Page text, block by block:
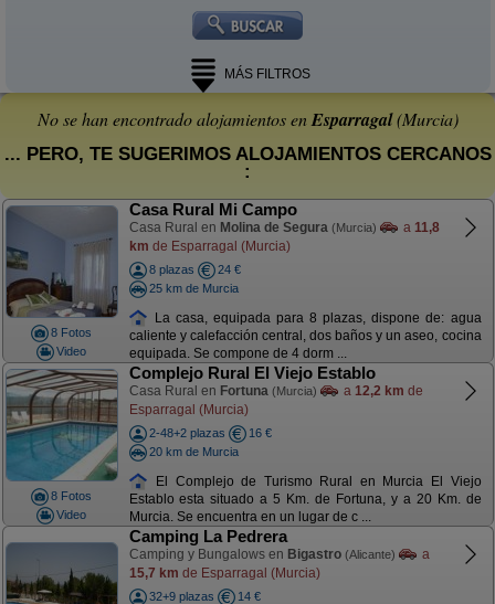
MÁS FILTROS
No se han encontrado alojamientos enEsparragal(Murcia)
... PERO, TE SUGERIMOS ALOJAMIENTOS CERCANOS
:
8 Fotos
Video
Casa Rural Mi Campo
Casa Rural en Molina de Segura (Murcia) a 11,8
km de Esparragal (Murcia)
8 plazas
24 €
25 km de Murcia
La casa, equipada para 8 plazas, dispone de: agua
caliente y calefacción central, dos baños y un aseo, cocina
equipada. Se compone de 4 dorm ...
8 Fotos
Video
Complejo Rural El Viejo Establo
Casa Rural en Fortuna (Murcia) a 12,2 km de
Esparragal (Murcia)
2-48+2 plazas
16 €
20 km de Murcia
El Complejo de Turismo Rural en Murcia El Viejo
Establo esta situado a 5 Km. de Fortuna, y a 20 Km. de
Murcia. Se encuentra en un lugar de c ...
Camping La Pedrera
Camping y Bungalows en Bigastro (Alicante)
a
15,7 km de Esparragal (Murcia)
32+9 plazas
14 €